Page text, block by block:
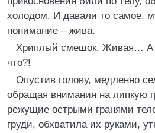
холодом. И давали то самое,
понимание – жива.
Хриплый смешок. Живая… А
что?!
Опустив голову, медленно
обращая внимания на липкую
режущие острыми гранями
груди, обхватила их руками,